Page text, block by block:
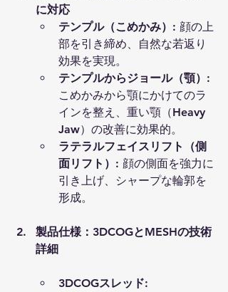
に対応
テンプル（こめかみ） : 顔の上
部を引き締め、自然な若返り
効果を実現。
テンプルからジョール（顎） :
こめかみから顎にかけてのラ
インを整え、重い顎（Heavy
Jaw）の改善に効果的。
ラテラルフェイスリフト（側
面リフト） : 顔の側面を強力に
引き上げ、シャープな輪郭を
形成。
製品仕様：3DCOGとMESHの技術
詳細
3DCOGスレッド: